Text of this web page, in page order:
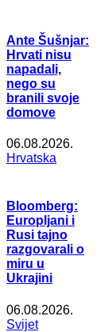
Ante Šušnjar:
Hrvati nisu
napadali,
nego su
branili svoje
domove
06.08.2026.
Hrvatska
Bloomberg:
Europljani i
Rusi tajno
razgovarali o
miru u
Ukrajini
06.08.2026.
Svijet